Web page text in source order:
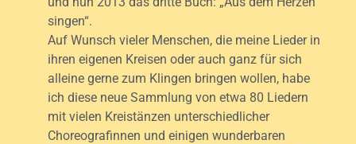
singen“.
Auf Wunsch vieler Menschen, die meine Lieder in
ihren eigenen Kreisen oder auch ganz für sich
alleine gerne zum Klingen bringen wollen, habe
ich diese neue Sammlung von etwa 80 Liedern
mit vielen Kreistänzen unterschiedlicher
Choreografinnen und einigen wunderbaren